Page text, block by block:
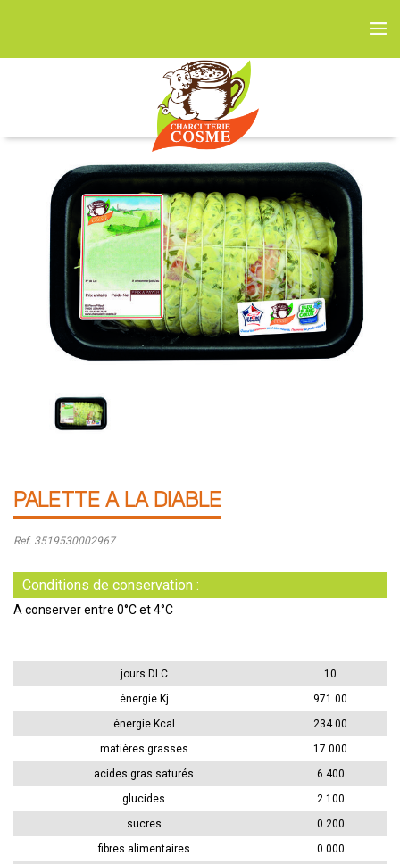
PALETTE A LA DIABLE
Ref. 3519530002967
Conditions de conservation :
A conserver entre 0°C et 4°C
jours DLC
10
énergie Kj
971.00
énergie Kcal
234.00
matières grasses
17.000
acides gras saturés
6.400
glucides
2.100
sucres
0.200
fibres alimentaires
0.000